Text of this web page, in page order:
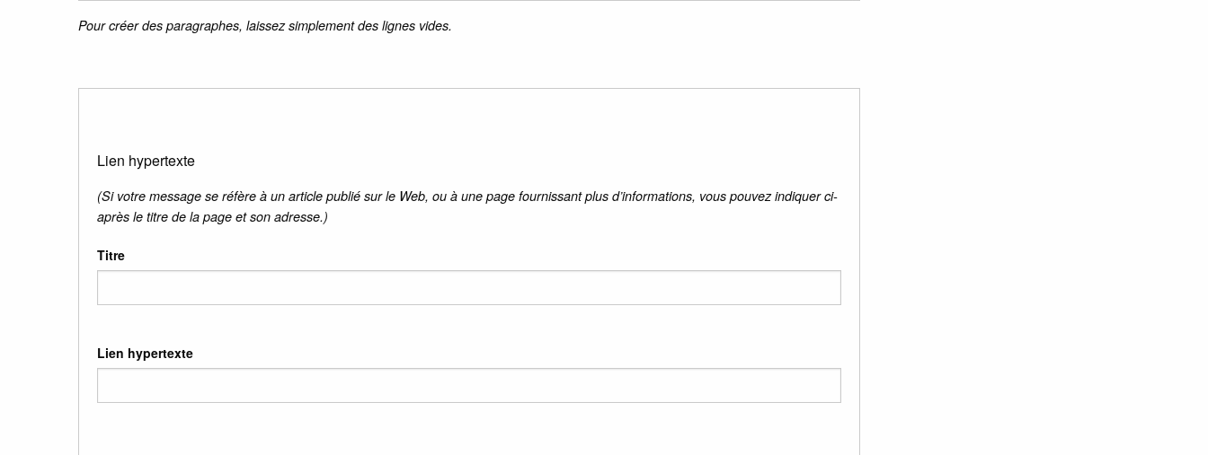
Pour créer des paragraphes, laissez simplement des lignes vides.
Lien hypertexte
(Si votre message se réfère à un article publié sur le Web, ou à une page fournissant plus d’informations, vous pouvez indiquer ci-
après le titre de la page et son adresse.)
Titre
Lien hypertexte